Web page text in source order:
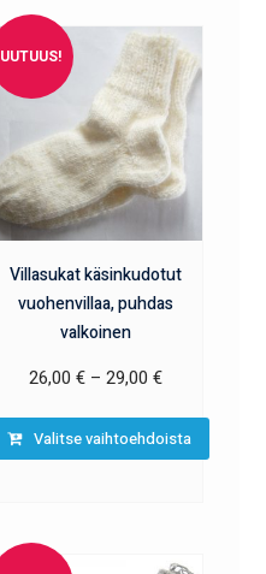
UUTUUS!
Villasukat käsinkudotut
vuohenvillaa, puhdas
valkoinen
26,00 €– 29,00 €
Valitse vaihtoehdoista